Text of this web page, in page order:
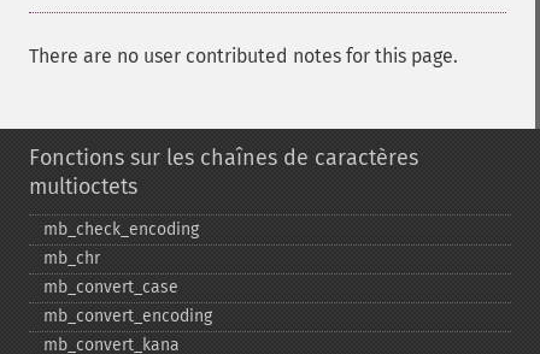
There are no user contributed notes for this page.
Fonctions sur les chaînes de caractères
multioctets
mb_​check_​encoding
mb_​chr
mb_​convert_​case
mb_​convert_​encoding
mb_​convert_​kana